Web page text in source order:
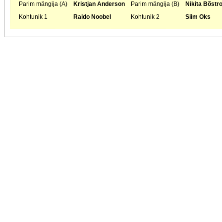
Parim mängija (A) Kristjan Anderson Parim mängija (B)
Nikita
Kohtunik 1
Raido Noobel Kohtunik 2 Siim Oks